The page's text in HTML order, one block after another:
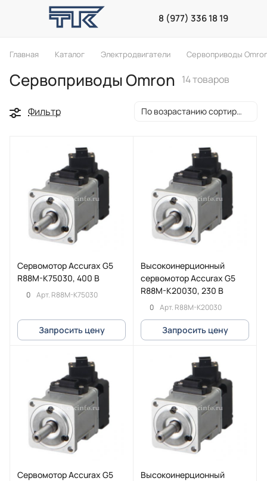
8 (977) 336 18 19
Главная Каталог Электродвигатели Сервоприводы
Сервоприводы Omron 14 товаров
Фильтр По возрастанию сортировки
Сервомотор Accurax G5
R88M-K75030, 400 В
0 Арт. R88M-K75030
Запросить цену
Высокоинерционный
сервомотор Accurax G5
R88M-K20030, 230 В
0 Арт. R88M-K20030
Запросить цену
Сервомотор Accurax G5
Высокоинерционный